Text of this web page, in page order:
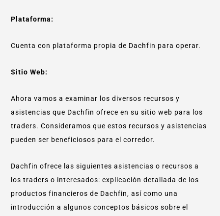
Plataforma:
Cuenta con plataforma propia de Dachfin para operar.
Sitio Web:
Ahora vamos a examinar los diversos recursos y
asistencias que Dachfin ofrece en su sitio web para los
traders. Consideramos que estos recursos y asistencias
pueden ser beneficiosos para el corredor.
Dachfin ofrece las siguientes asistencias o recursos a
los traders o interesados: explicación detallada de los
productos financieros de Dachfin, así como una
introducción a algunos conceptos básicos sobre el